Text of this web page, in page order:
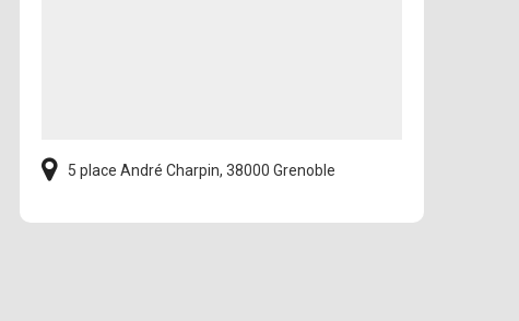
5 place André Charpin, 38000 Grenoble